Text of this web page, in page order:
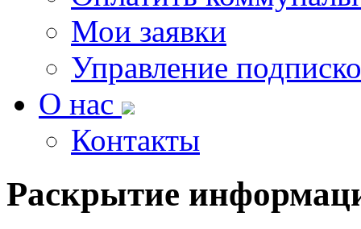
Мои заявки
Управление
О нас
Контакты
Раскрытие